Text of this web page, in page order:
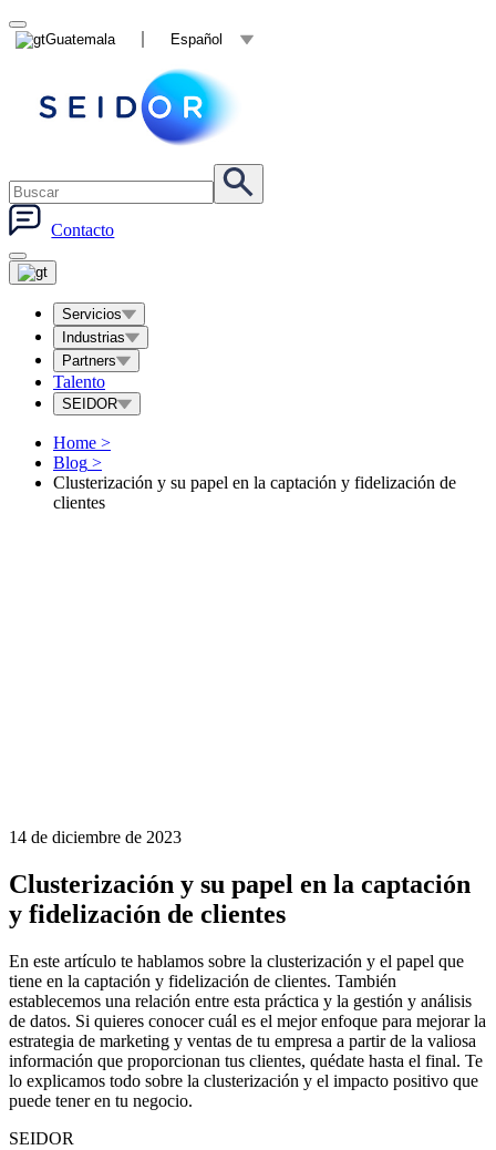
Guatemala Español
Contacto
Servicios
Industrias
Partners
Talento
SEIDOR
Home >
Blog >
Clusterización y su papel en la captación y fidelización de
clientes
14 de diciembre de 2023
Clusterización y su papel en la captación
y fidelización de clientes
En este artículo te hablamos sobre la clusterización y el papel que
tiene en la captación y fidelización de clientes. También
establecemos una relación entre esta práctica y la gestión y análisis
de datos. Si quieres conocer cuál es el mejor enfoque para mejorar la
estrategia de marketing y ventas de tu empresa a partir de la valiosa
información que proporcionan tus clientes, quédate hasta el final. Te
lo explicamos todo sobre la clusterización y el impacto positivo que
puede tener en tu negocio.
SEIDOR